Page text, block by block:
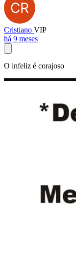
Cristiano VIP
há 9 meses
O infeliz é corajoso